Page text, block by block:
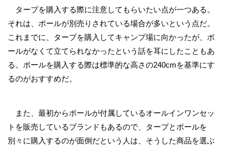
タープを購入する際に注意してもらいたい点が一つある。
それは、ポールが別売りされている場合が多いという点だ。
これまでに、タープを購入してキャンプ場に向かったが、ポ
ールがなくて立てられなかったという話を耳にしたこともあ
る。ポールを購入する際は標準的な高さの240cmを基準にす
るのがおすすめだ。
また、最初からポールが付属しているオールインワンセッ
トを販売しているブランドもあるので、タープとポールを
別々に購入するのが面倒だという人は、そうした商品を選ぶ